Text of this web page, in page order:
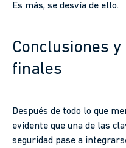
Es más, se desvía de ello.
Conclusiones
finales
Después de todo lo que
evidente que una de las
seguridad pase a